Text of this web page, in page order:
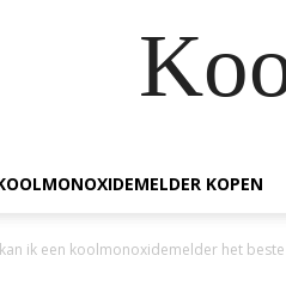
KOPEN
ik een koolmonoxidemelder het